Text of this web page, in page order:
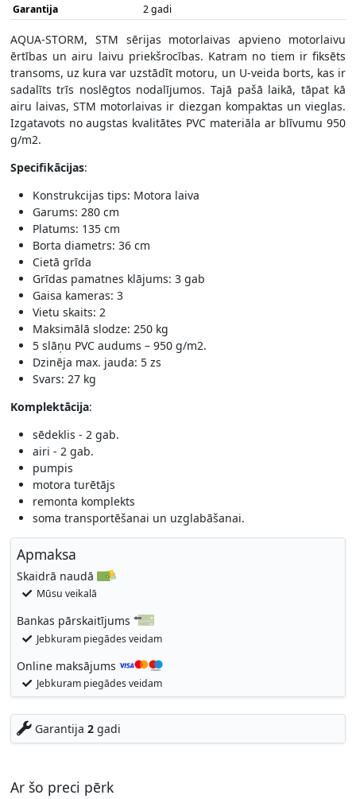
Garantija
2 gadi
AQUA-STORM, STM sērijas motorlaivas apvieno motorlaivu
ērtības un airu laivu priekšrocības. Katram no tiem ir fiksēts
transoms, uz kura var uzstādīt motoru, un U-veida borts, kas ir
sadalīts trīs noslēgtos nodalījumos. Tajā pašā laikā, tāpat kā
airu laivas, STM motorlaivas ir diezgan kompaktas un vieglas.
Izgatavots no augstas kvalitātes PVC materiāla ar blīvumu 950
g/m2.
Specifikācijas:
Konstrukcijas tips: Motora laiva
Garums: 280 cm
Platums: 135 cm
Borta diametrs: 36 cm
Cietā grīda
Grīdas pamatnes klājums: 3 gab
Gaisa kameras: 3
Vietu skaits: 2
Maksimālā slodze: 250 kg
5 slāņu PVC audums – 950 g/m2.
Dzinēja max. jauda: 5 zs
Svars: 27 kg
Komplektācija:
sēdeklis - 2 gab.
airi - 2 gab.
pumpis
motora turētājs
remonta komplekts
soma transportēšanai un uzglabāšanai.
Apmaksa
Skaidrā naudā
Mūsu veikalā
Bankas pārskaitījums
Jebkuram piegādes veidam
Online maksājums
Jebkuram piegādes veidam
Garantija 2gadi
Ar šo preci pērk